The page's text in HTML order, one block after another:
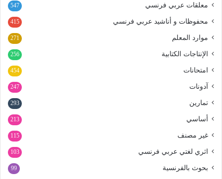
معلقات عربي فرنسي 547
محفوظات و أناشيد عربي فرنسي 415
موارد المعلم 271
الإنتاجات الكتابية 256
امتحانات 454
آدونات 247
تمارين 293
أساسي 213
غير مصنف 115
اثري لغتي عربي فرنسي 103
بحوث بالفرنسية 99